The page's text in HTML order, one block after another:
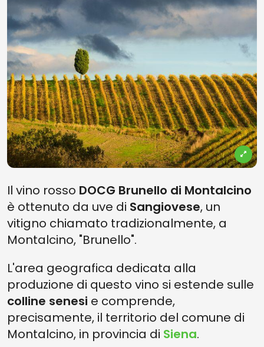
Il vino rosso DOCG Brunello di Montalcino
è ottenuto da uve di Sangiovese, un
vitigno chiamato tradizionalmente, a
Montalcino, "Brunello".
L'area geografica dedicata alla
produzione di questo vino si estende sulle
colline senesi e comprende,
precisamente, il territorio del comune di
Montalcino, in provincia di Siena.